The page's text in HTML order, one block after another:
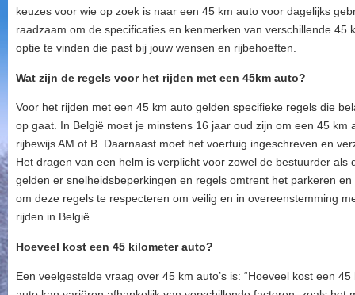
keuzes voor wie op zoek is naar een 45 km auto voor dagelijks
raadzaam om de specificaties en kenmerken van verschillende 45
optie te vinden die past bij jouw wensen en rijbehoeften.
Wat zijn de regels voor het rijden met een 45km auto?
Voor het rijden met een 45 km auto gelden specifieke regels die
op gaat. In België moet je minstens 16 jaar oud zijn om een 45
rijbewijs AM of B. Daarnaast moet het voertuig ingeschreven en
Het dragen van een helm is verplicht voor zowel de bestuurder
gelden er snelheidsbeperkingen en regels omtrent het parkeren
om deze regels te respecteren om veilig en in overeenstemming
rijden in België.
Hoeveel kost een 45 kilometer auto?
Een veelgestelde vraag over 45 km auto’s is: “Hoeveel kost een